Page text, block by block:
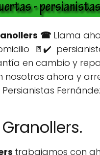
☎ Llama
🚪✔️
en cambio y
ahora y
trabajamos con